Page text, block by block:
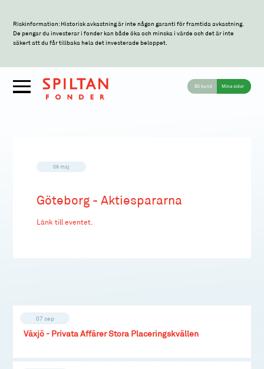
Riskinformation: Historisk avkastning är inte någon garanti för framtida avkastning.
De pengar du investerar i fonder kan både öka och minska i värde och det är inte
säkert att du får tillbaka hela det investerade beloppet.
Bli kund Mina sidor
09 maj
Göteborg - Aktiespararna
Länk till eventet.
07 sep
Växjö - Privata Affärer Stora Placeringskvällen